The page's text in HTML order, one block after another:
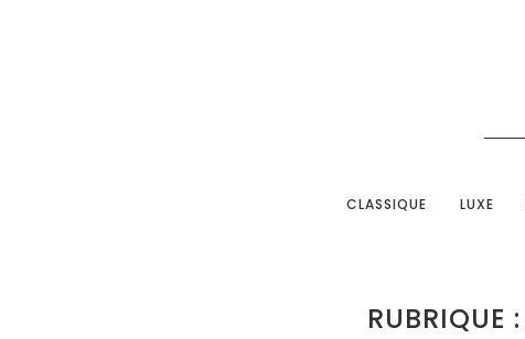
CLASSIQUE LUXE
RUBRIQUE :